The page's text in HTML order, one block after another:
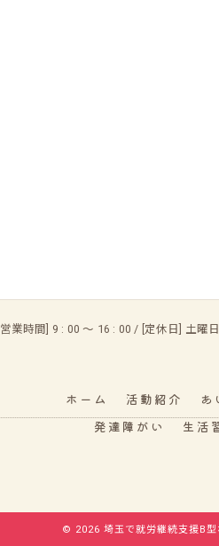
[営業時間] 9 : 00 〜 16 : 00 / [定休日] 土曜
ホーム 活動紹介 あ
発達障がい
生活
© 2026 埼玉で就労継続支援B型